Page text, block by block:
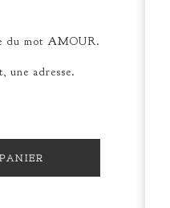
du mot AMOUR.
une adresse.